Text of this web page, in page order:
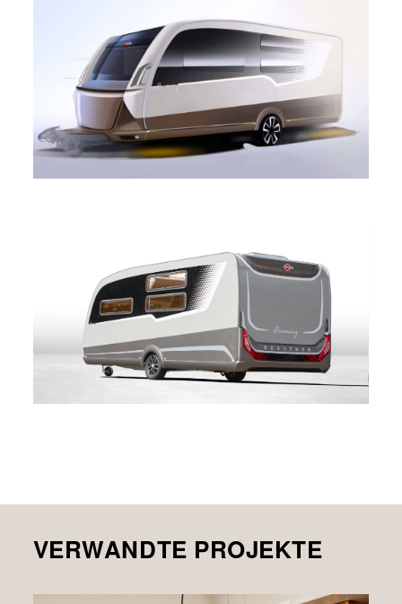
VERWANDTE PROJEKTE